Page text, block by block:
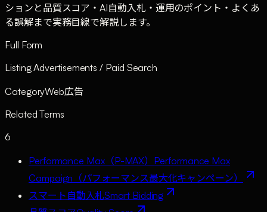
ションと品質スコア・AI自動入札・運用のポイント・よくあ
る誤解まで実務目線で解説します。
Full Form
Listing Advertisements / Paid Search
CategoryWeb広告
Related Terms
6
Performance Max（P-MAX） Performance Max
Campaign（パフォーマンス最大化キャンペーン）
スマート自動入札Smart Bidding